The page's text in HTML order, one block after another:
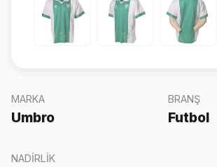
MARKA
Umbro
BRANŞ
Futbol
NADIRLIK